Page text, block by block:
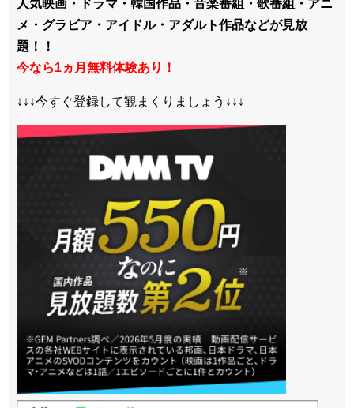
人気映画・ドラマ・韓国作品・音楽番組・歌番組・アニ
メ・グラビア・アイドル・アダルト作品などが見放
題！！
今なら1ヵ月無料体験あり！
↓↓↓今すぐ登録して観まくりましょう↓↓↓